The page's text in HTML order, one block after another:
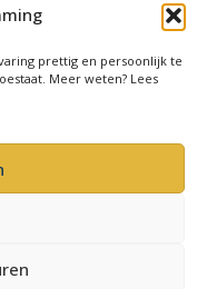
prettig en persoonlijk te
Meer weten? Lees